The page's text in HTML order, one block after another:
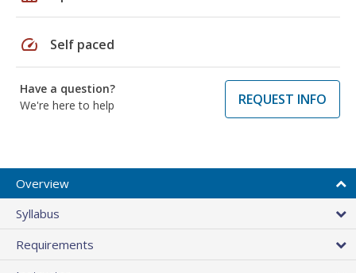
speed Self paced
Have a question?
We're here to help
REQUEST INFO
Overview
Syllabus
Requirements